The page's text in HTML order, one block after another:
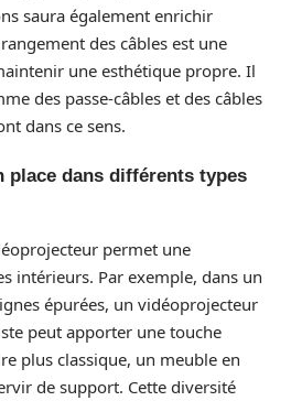
saura également enrichir
des câbles est une
une esthétique propre. Il
des passe-câbles et des câbles
dans ce sens.
place dans différents types
permet une
intérieurs. Par exemple, dans un
épurées, un vidéoprojecteur
peut apporter une touche
plus classique, un meuble en
de support. Cette diversité